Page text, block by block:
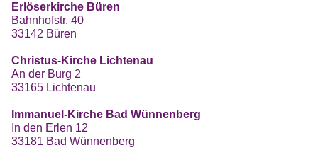
Erlöserkirche Büren
Bahnhofstr. 40
33142 Büren
Christus-Kirche Lichtenau
An der Burg 2
33165 Lichtenau
Immanuel-Kirche Bad Wünnenberg
In den Erlen 12
33181 Bad Wünnenberg